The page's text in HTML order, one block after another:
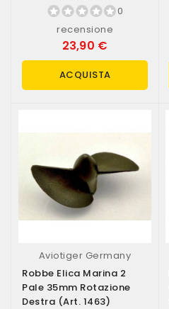
0
recensione
23,90 €
ACQUISTA
Aviotiger Germany
Robbe Elica Marina 2
Pale 35mm Rotazione
Destra (art. 1463)